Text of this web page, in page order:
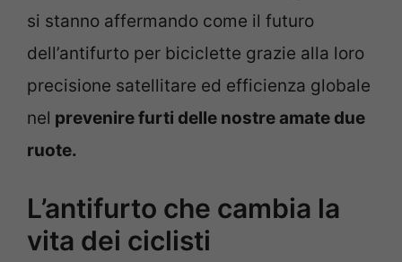
si stanno affermando come il futuro
dell’antifurto per biciclette grazie alla loro
precisione satellitare ed efficienza globale
nel prevenire furti delle nostre amate due
ruote.
L’antifurto che cambia la
vita dei ciclisti